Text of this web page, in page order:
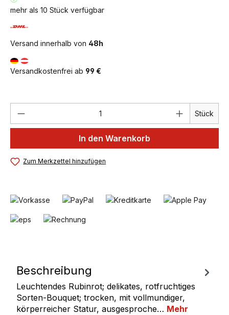
mehr als 10 Stück verfügbar
Versand innerhalb von 48h
Versandkostenfrei ab 99 €
Produkt Anzahl: Gib den Stück
In den Warenkorb
Zum Merkzettel hinzufügen
Beschreibung
Leuchtendes Rubinrot; delikates, rotfruchtiges
Sorten-Bouquet; trocken, mit vollmundiger,
körperreicher Statur, ausgesproche… Mehr